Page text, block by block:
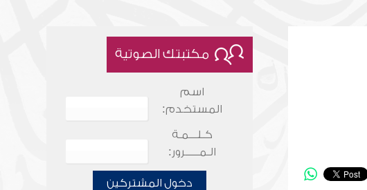
مكتبتك الصوتية
اسم
المستخدم:
كـلـــمـة
الـمـــــرور:
دخول المشتركين